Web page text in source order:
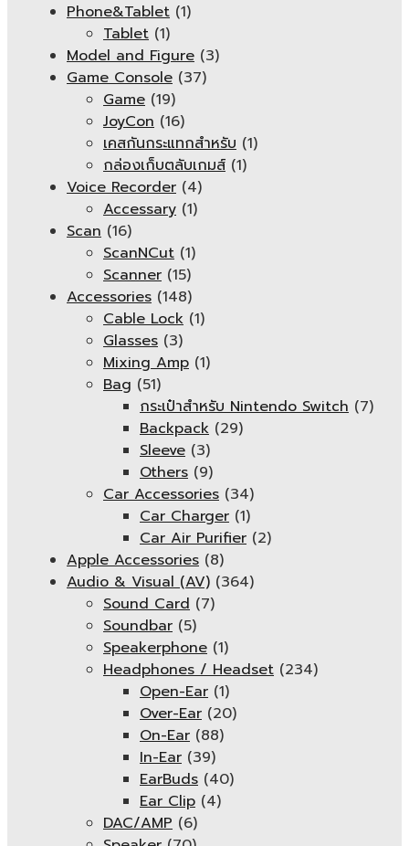
Phone&Tablet (1)
Tablet (1)
Model and Figure (3)
Game Console (37)
Game (19)
JoyCon (16)
เคสกันกระแทกสำหรับ (1)
กล่องเก็บตลับเกมส์ (1)
Voice Recorder (4)
Accessary (1)
Scan (16)
ScanNCut (1)
Scanner (15)
Accessories (148)
Cable Lock (1)
Glasses (3)
Mixing Amp (1)
Bag (51)
กระเป๋าสำหรับ Nintendo Switch (7)
Backpack (29)
Sleeve (3)
Others (9)
Car Accessories (34)
Car Charger (1)
Car Air Purifier (2)
Apple Accessories (8)
Audio & Visual (AV) (364)
Sound Card (7)
Soundbar (5)
Speakerphone (1)
Headphones / Headset (234)
Open-Ear (1)
Over-Ear (20)
On-Ear (88)
In-Ear (39)
EarBuds (40)
Ear Clip (4)
DAC/AMP (6)